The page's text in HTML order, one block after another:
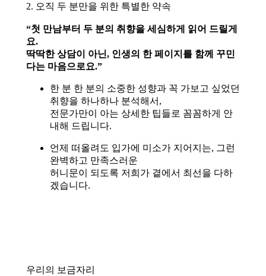
2. 오직 두 분만을 위한 특별한 약속
“첫 만남부터 두 분의 취향을 세심하게 읽어 드릴게
요.
딱딱한 상담이 아닌, 인생의 한 페이지를 함께 꾸민
다는 마음으로요.”
한 분 한 분의 소중한 성향과 꼭 가보고 싶었던
취향을 하나하나 분석해서,
전문가만이 아는 상세한 팁들로 꼼꼼하게 안
내해 드립니다.
언제 떠올려도 입가에 미소가 지어지는, 그런
완벽하고 만족스러운
허니문이 되도록 저희가 곁에서 최선을 다하
겠습니다.
우리의 보금자리